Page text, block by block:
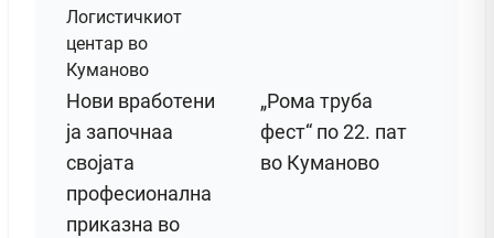
Нови вработени
ја започнаа
својата
професионална
приказна во
„Рома труба
фест“ по 22. пат
во Куманово